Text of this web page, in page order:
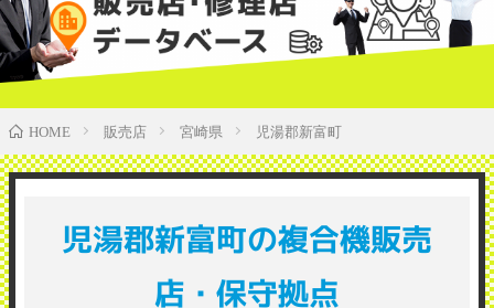
HOME 販売店 宮崎県 児湯郡新富町
児湯郡新富町の複合機販売
店・保守拠点